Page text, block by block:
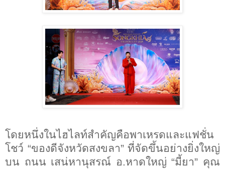
โดยหนึ่งในไฮไลท์สำคัญคือพาเหรดและแฟชั่น
โชว์ “ของดีจังหวัดสงขลา” ที่จัดขึ้นอย่างยิ่งใหญ่
บน ถนน เสน่หานุสรณ์ อ.หาดใหญ่“มี้ยา” คุณ